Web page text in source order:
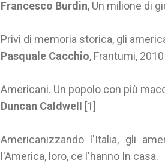
Francesco Burdin, Un milione di
Privi di memoria storica, gli
Pasquale Cacchio, Frantumi, 2010
Americani. Un popolo con più
Duncan Caldwell
[1]
Americanizzando l'Italia, gli
l'America, loro, ce l'hanno In casa.